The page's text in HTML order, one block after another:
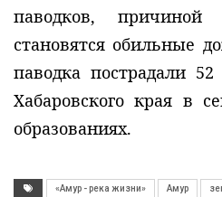
паводков, причиной
становятся обильные
паводка пострадали
Хабаровского края в
образованиях.
«Амур - река жизни» Амур